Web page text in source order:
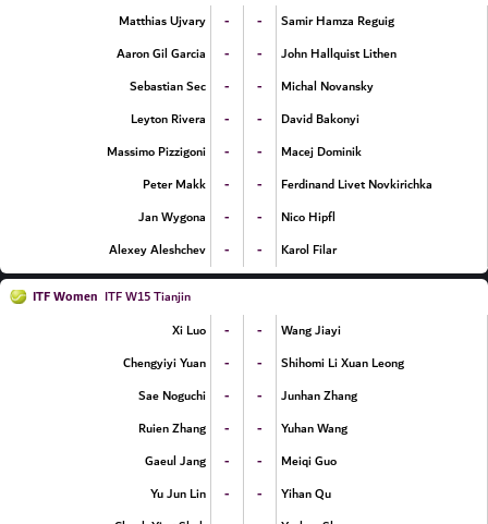
Matthias Ujvary
- -
Samir Hamza Reguig
Aaron Gil Garcia
- -
John Hallquist Lithen
Sebastian Sec
- -
Michal Novansky
Leyton Rivera
- -
David Bakonyi
Massimo Pizzigoni
- -
Macej Dominik
Peter Makk
- -
Ferdinand Livet Novkirichka
Jan Wygona
- -
Nico Hipfl
Alexey Aleshchev
- - Karol Filar
ITF Women ITF W15 Tianjin
Xi Luo
- -
Wang Jiayi
Chengyiyi Yuan
- -
Shihomi Li Xuan Leong
Sae Noguchi
- -
Junhan Zhang
Ruien Zhang
- -
Yuhan Wang
Gaeul Jang
- -
Meiqi Guo
Yu Jun Lin
- -
Yihan Qu